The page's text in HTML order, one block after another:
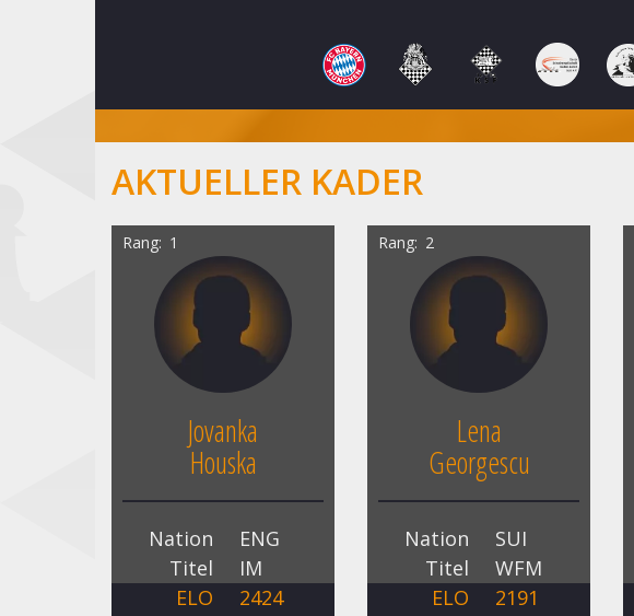
AKTUELLER KADER
Rang 1
Jovanka
Houska
Nation
ENG
Titel
IM
ELO
2424
Rang 2
Lena
Georgescu
Nation
SUI
Titel
WFM
ELO
2191